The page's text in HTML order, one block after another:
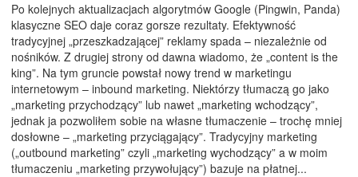
Po kolejnych aktualizacjach algorytmów Google (Pingwin, Panda)
klasyczne SEO daje coraz gorsze rezultaty. Efektywność
tradycyjnej „przeszkadzającej” reklamy spada – niezależnie od
nośników. Z drugiej strony od dawna wiadomo, że „content is the
king”. Na tym gruncie powstał nowy trend w marketingu
internetowym – inbound marketing. Niektórzy tłumaczą go jako
„marketing przychodzący” lub nawet „marketing wchodzący”,
jednak ja pozwoliłem sobie na własne tłumaczenie – trochę mniej
dosłowne – „marketing przyciągający”. Tradycyjny marketing
(„outbound marketing” czyli „marketing wychodzący” a w moim
tłumaczeniu „marketing przywołujący”) bazuje na płatnej...